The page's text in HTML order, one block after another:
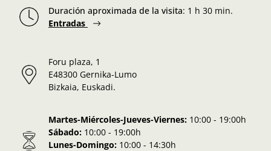
Duración aproximada de la visita: 1 h 30 min.
Entradas
Foru plaza, 1
E48300 Gernika-Lumo
Bizkaia, Euskadi.
Martes-Miércoles-Jueves-Viernes: 10:00 - 19:00h
Sábado: 10:00 - 19:00h
Lunes-Domingo: 10:00 - 14:30h